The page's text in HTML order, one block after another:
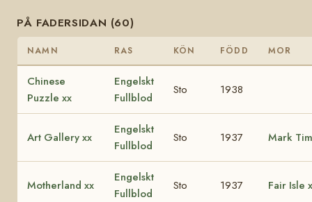
PÅ FADERSIDAN (60)
NAMN RAS KÖN FÖDD MOR
Chinese
Puzzle xx
Engelskt
Fullblod
Sto 1938
Art Gallery xx
Engelskt
Fullblod
Sto 1937 Mark
Motherland xx
Engelskt
Fullblod
Sto 1937 Fair Isle